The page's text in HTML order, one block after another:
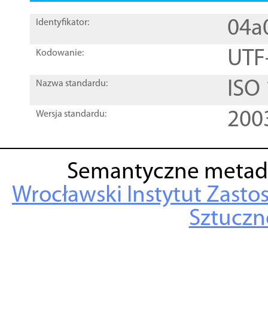
Identyfikator:
Kodowanie:
Nazwa standardu:
Wersja standardu:
Semantyczne
Wrocławski Instytut